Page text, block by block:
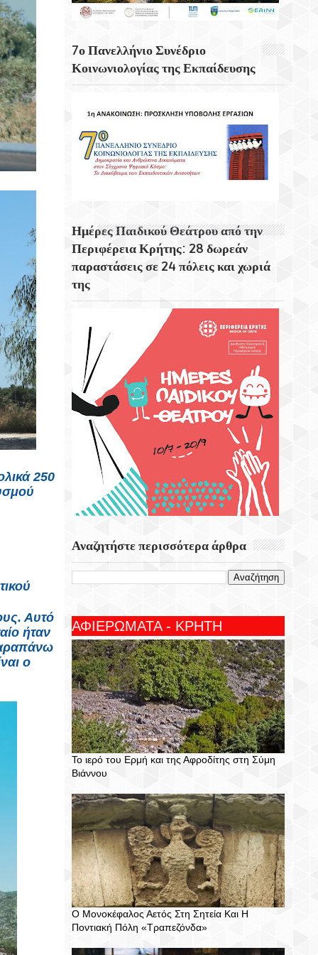
250
Αυτό
ήταν
ο
Για 5η Συνεχόμενη Χρονιά
Αναγνωστάκης»
Μάγεψε Η Μουσικοχορευτική Παράσταση
– Echoes Of Hope»
7ο Πανελλήνιο Συνέδριο
Κοινωνιολογίας της Εκπαίδευσης
Ημέρες Παιδικού Θεάτρου από την
Περιφέρεια Κρήτης: 28 δωρεάν
παραστάσεις σε 24 πόλεις και χωριά
της
Αναζητήστε περισσότερα άρθρα
ΑΦΙΕΡΩΜΑΤΑ - ΚΡΗΤΗ
Το ιερό του Ερμή και της Αφροδίτης στη Σύμη
Βιάννου
Ο Μονοκέφαλος Αετός Στη Σητεία Και Η
Ποντιακή Πόλη «Τραπεζόνδα»